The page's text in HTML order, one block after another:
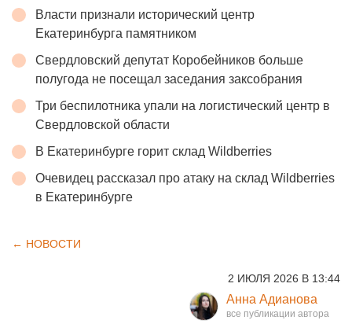
Власти признали исторический центр
Екатеринбурга памятником
Свердловский депутат Коробейников больше
полугода не посещал заседания заксобрания
Три беспилотника упали на логистический центр в
Свердловской области
В Екатеринбурге горит склад Wildberries
Очевидец рассказал про атаку на склад Wildberries
в Екатеринбурге
← НОВОСТИ
2 ИЮЛЯ 2026 В 13:44
Анна Адианова